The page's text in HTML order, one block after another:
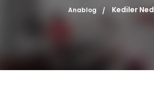
Anablog Kediler